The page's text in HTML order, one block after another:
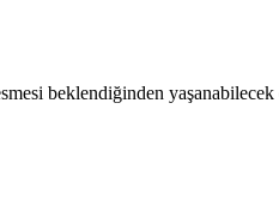
beklendiğinden